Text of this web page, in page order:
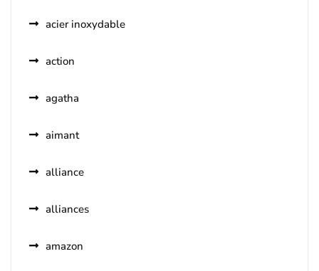
acier inoxydable
action
agatha
aimant
alliance
alliances
amazon